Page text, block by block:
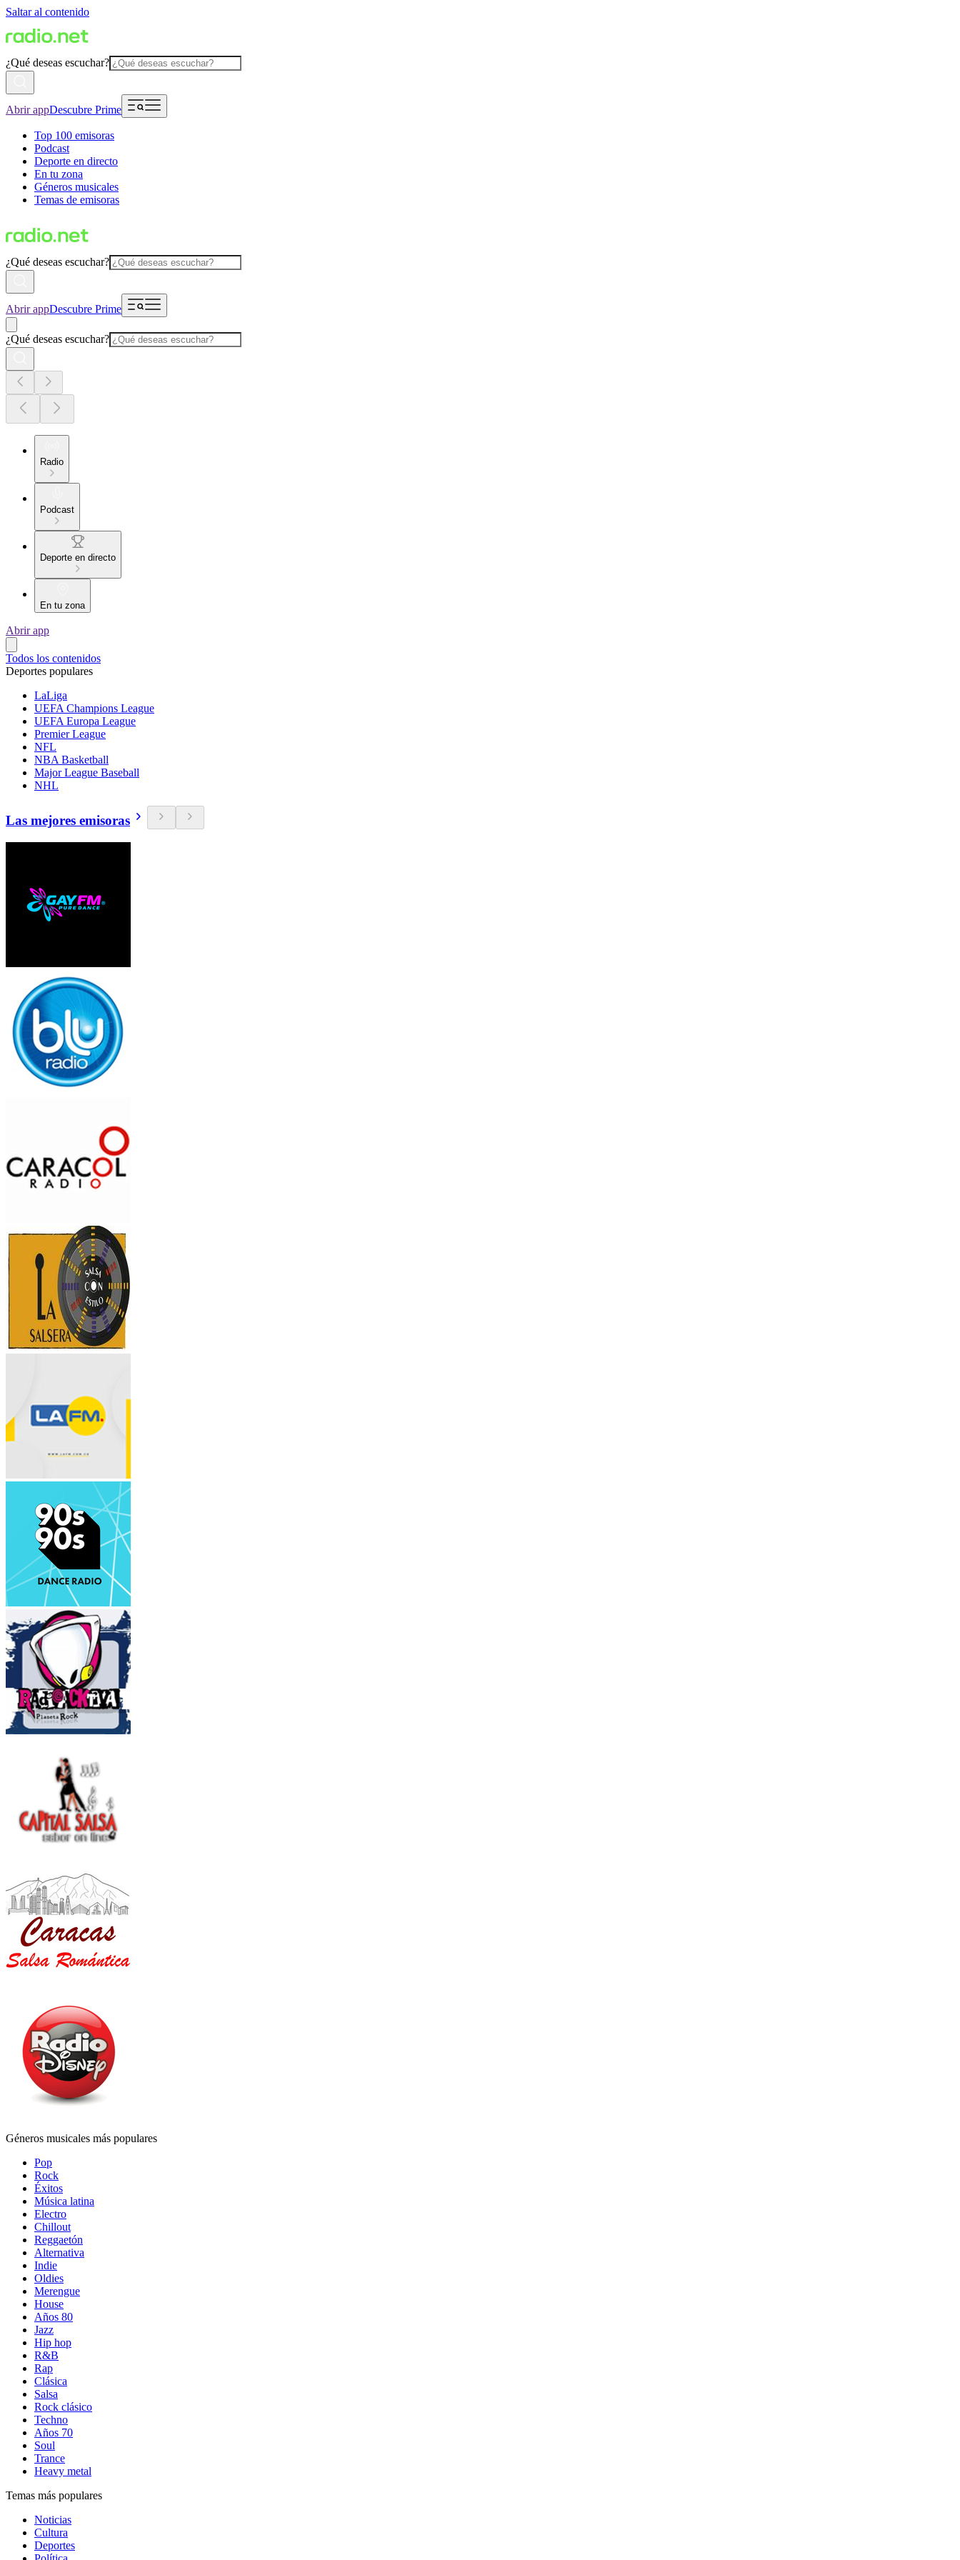
Saltar al contenido
¿Qué deseas escuchar?
Abrir appDescubre Prime
Top 100 emisoras
Podcast
Deporte en directo
En tu zona
Géneros musicales
Temas de emisoras
¿Qué deseas escuchar?
Abrir appDescubre Prime
¿Qué deseas escuchar?
Radio
Podcast
Deporte en directo
En tu zona
Abrir app
Todos los contenidos
Deportes populares
LaLiga
UEFA Champions League
UEFA Europa League
Premier League
NFL
NBA Basketball
Major League Baseball
NHL
Las mejores emisoras
Géneros musicales más populares
Pop
Rock
Éxitos
Música latina
Electro
Chillout
Reggaetón
Alternativa
Indie
Oldies
Merengue
House
Años 80
Jazz
Hip hop
R&B
Rap
Clásica
Salsa
Rock clásico
Techno
Años 70
Soul
Trance
Heavy metal
Temas más populares
Noticias
Cultura
Deportes